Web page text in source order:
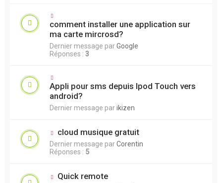
comment installer une application sur
ma carte mircrosd?
Dernier message parGoogle
Réponses : 3
Appli pour sms depuis Ipod Touch vers
android?
Dernier message parikizen
cloud musique gratuit
Dernier message parCorentin
Réponses : 5
Quick remote